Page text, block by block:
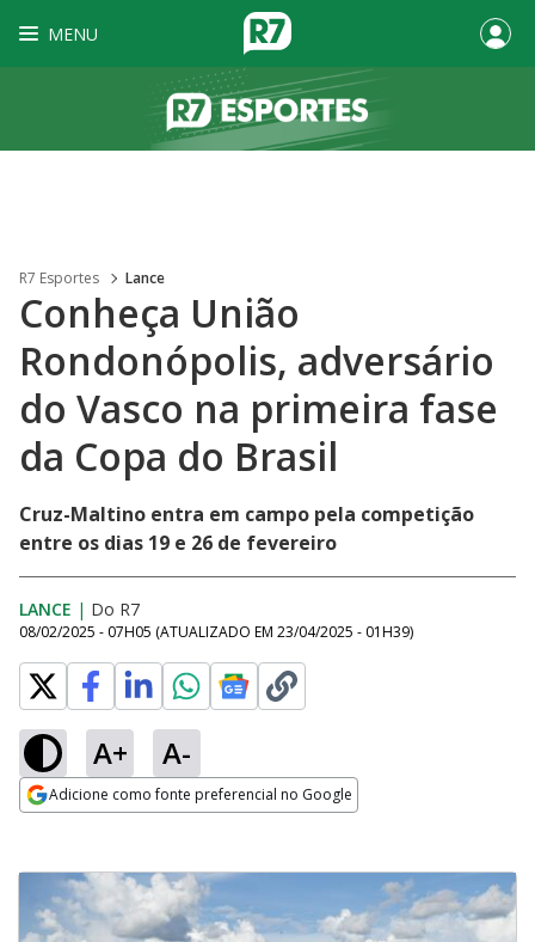
MENU
R7 Esportes Lance
Conheça União
Rondonópolis, adversário
do Vasco na primeira fase
da Copa do Brasil
Cruz-Maltino entra em campo pela competição
entre os dias 19 e 26 de fevereiro
LANCE | Do R7
08/02/2025 - 07H05 (ATUALIZADO EM 23/04/2025 - 01H39)
A+ A-
Adicione como fonte preferencial no Google